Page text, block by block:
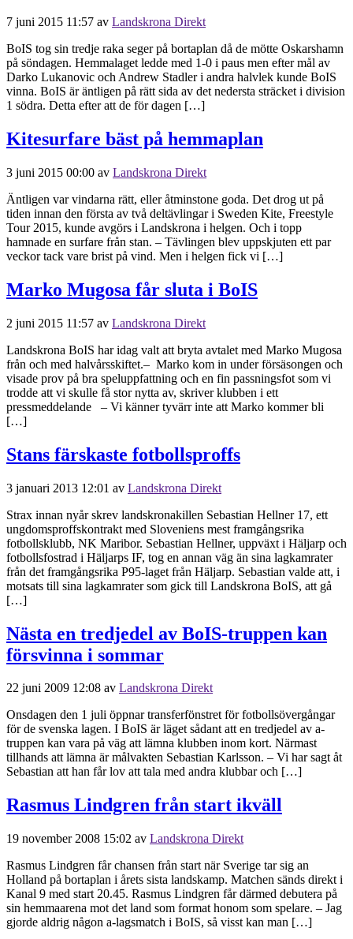
7 juni 2015 11:57 av Landskrona Direkt
BoIS tog sin tredje raka seger på bortaplan då de mötte Oskarshamn
på söndagen. Hemmalaget ledde med 1-0 i paus men efter mål av
Darko Lukanovic och Andrew Stadler i andra halvlek kunde BoIS
vinna. BoIS är äntligen på rätt sida av det nedersta sträcket i division
1 södra. Detta efter att de för dagen […]
Kitesurfare bäst på hemmaplan
3 juni 2015 00:00 av Landskrona Direkt
Äntligen var vindarna rätt, eller åtminstone goda. Det drog ut på
tiden innan den första av två deltävlingar i Sweden Kite, Freestyle
Tour 2015, kunde avgörs i Landskrona i helgen. Och i topp
hamnade en surfare från stan. – Tävlingen blev uppskjuten ett par
veckor tack vare brist på vind. Men i helgen fick vi […]
Marko Mugosa får sluta i BoIS
2 juni 2015 11:57 av Landskrona Direkt
Landskrona BoIS har idag valt att bryta avtalet med Marko Mugosa
från och med halvårsskiftet.– Marko kom in under försäsongen och
visade prov på bra speluppfattning och en fin passningsfot som vi
trodde att vi skulle få stor nytta av, skriver klubben i ett
pressmeddelande – Vi känner tyvärr inte att Marko kommer bli
[…]
Stans färskaste fotbollsproffs
3 januari 2013 12:01 av Landskrona Direkt
Strax innan nyår skrev landskronakillen Sebastian Hellner 17, ett
ungdomsproffskontrakt med Sloveniens mest framgångsrika
fotbollsklubb, NK Maribor. Sebastian Hellner, uppväxt i Häljarp och
fotbollsfostrad i Häljarps IF, tog en annan väg än sina lagkamrater
från det framgångsrika P95-laget från Häljarp. Sebastian valde att, i
motsats till sina lagkamrater som gick till Landskrona BoIS, att gå
[…]
Nästa en tredjedel av BoIS-truppen kan
försvinna i sommar
22 juni 2009 12:08 av Landskrona Direkt
Onsdagen den 1 juli öppnar transferfönstret för fotbollsövergångar
för de svenska lagen. I BoIS är läget sådant att en tredjedel av a-
truppen kan vara på väg att lämna klubben inom kort. Närmast
tillhands att lämna är målvakten Sebastian Karlsson. – Vi har sagt åt
Sebastian att han får lov att tala med andra klubbar och […]
Rasmus Lindgren från start ikväll
19 november 2008 15:02 av Landskrona Direkt
Rasmus Lindgren får chansen från start när Sverige tar sig an
Holland på bortaplan i årets sista landskamp. Matchen sänds direkt i
Kanal 9 med start 20.45. Rasmus Lindgren får därmed debutera på
sin hemmaarena mot det land som format honom som spelare. – Jag
gjorde aldrig någon a-lagsmatch i BoIS, så visst kan man […]